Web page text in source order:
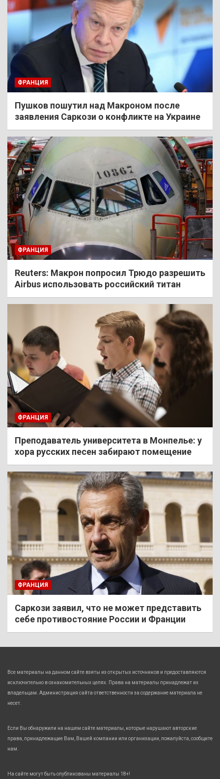
ФРАНЦИЯ
Пушков пошутил над Макроном после
заявления Саркози о конфликте на Украине
ФРАНЦИЯ
Reuters: Макрон попросил Трюдо разрешить
Airbus использовать российский титан
ФРАНЦИЯ
Преподаватель университета в Монпелье: у
хора русских песен забирают помещение
ФРАНЦИЯ
Саркози заявил, что не может представить
себе противостояние России и Франции
Все материалы на данном сайте взяты из открытых источников и предоставляются
исключительно в ознакомительных целях. Права на материалы принадлежат их
владельцам. Администрация сайта ответственности за содержание материала не
несет.
Если Вы обнаружили на нашем сайте материалы, которые нарушают авторские
права, принадлежащие Вам, Вашей компании или организации, пожалуйста, сообщите
нам.
На сайте могут быть опубликованы материалы 18+!